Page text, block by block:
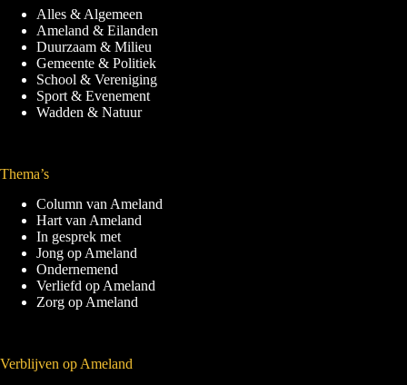
Alles & Algemeen
Ameland & Eilanden
Duurzaam & Milieu
Gemeente & Politiek
School & Vereniging
Sport & Evenement
Wadden & Natuur
Thema’s
Column van Ameland
Hart van Ameland
In gesprek met
Jong op Ameland
Ondernemend
Verliefd op Ameland
Zorg op Ameland
Verblijven op Ameland